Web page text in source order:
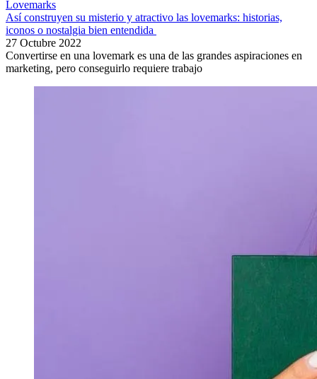
Lovemarks
Así construyen su misterio y atractivo las lovemarks: historias,
iconos o nostalgia bien entendida
27 Octubre 2022
Convertirse en una lovemark es una de las grandes aspiraciones en
marketing, pero conseguirlo requiere trabajo